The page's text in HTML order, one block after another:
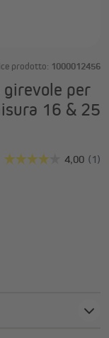
prodotto: 1000012456
per
16 & 25